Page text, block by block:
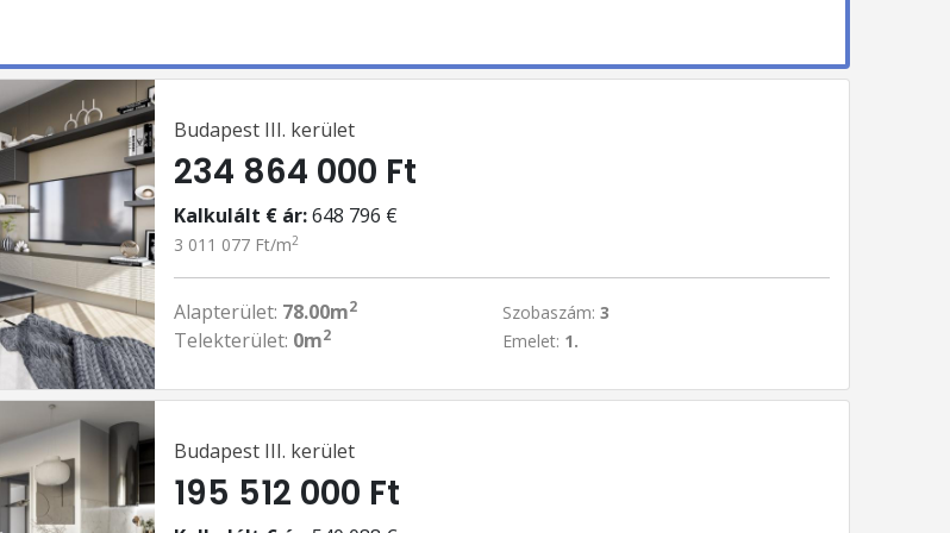
Budapest III. kerület
234 864 000 Ft
Kalkulált € ár:648 796 €
3 011 077 Ft/m2
Alapterület: 78.00m2
Telekterület: 0m2
Szobaszám: 3
Emelet: 1.
Budapest III. kerület
195 512 000 Ft